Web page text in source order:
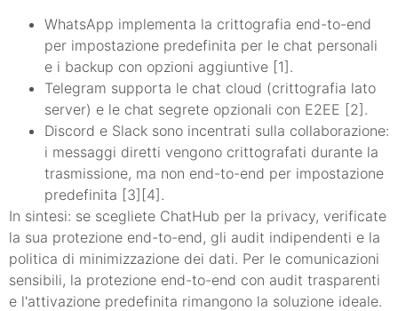
WhatsApp implementa la crittografia end-to-end
per impostazione predefinita per le chat personali
e i backup con opzioni aggiuntive [1].
Telegram supporta le chat cloud (crittografia lato
server) e le chat segrete opzionali con E2EE [2].
Discord e Slack sono incentrati sulla collaborazione:
i messaggi diretti vengono crittografati durante la
trasmissione, ma non end-to-end per impostazione
predefinita [3][4].
In sintesi: se scegliete ChatHub per la privacy, verificate
la sua protezione end-to-end, gli audit indipendenti e la
politica di minimizzazione dei dati. Per le comunicazioni
sensibili, la protezione end-to-end con audit trasparenti
e l'attivazione predefinita rimangono la soluzione ideale.